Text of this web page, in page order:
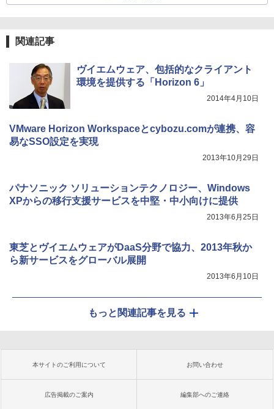
関連記事
ヴイエムウェア、包括的なクライアント
環境を提供する「Horizon 6」
2014年4月10日
VMware Horizon Workspaceとcybozu.comが連携、容
易なSSO設定を実現
2013年10月29日
パナソニック ソリューションテクノロジー、Windows
XPからの移行支援サービスを中堅・中小向けに提供
2013年6月25日
東芝とヴイエムウェアがDaaS分野で協力、2013年秋か
ら新サービスをグローバル展開
2013年6月10日
もっと関連記事を見る
本サイトのご利用について お問い合わせ
広告掲載のご案内 編集部へのご連絡